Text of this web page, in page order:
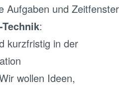
Aufgaben und Zeitfenster
Technik:
kurzfristig in der
wollen Ideen,